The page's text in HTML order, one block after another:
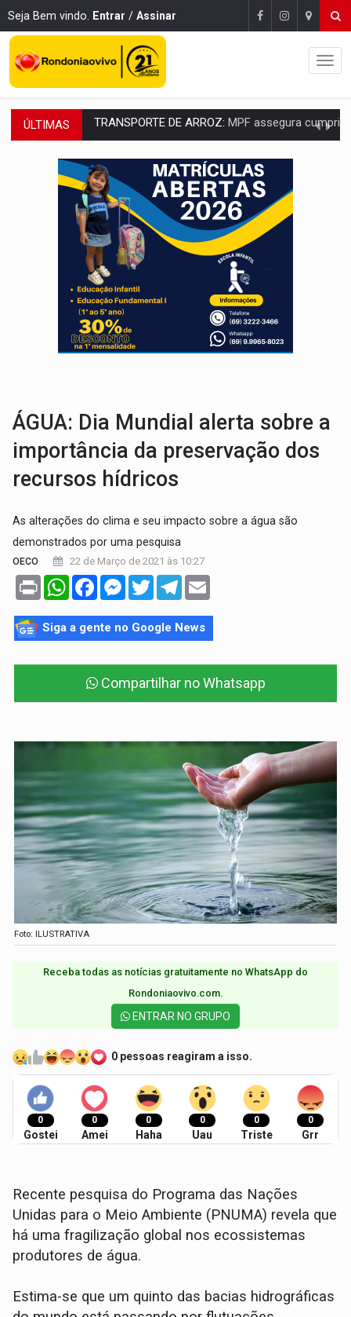
Seja Bem vindo. Entrar / Assinar
ÚLTIMAS DEEPFAKE:Sancionada lei contra violência sexual infantil na
COLEGIADO:Brasil e Rússia discutem energia nuclear, defesa e
URGENTE: Colisão entre caminhão e carro deixa quatro mortos e um em
ENCONTRO: Amazônia Negra ganha projeção nacional com participação de
PREVISÃO: Porto Velho tem chances de chuvas isoladas nesta
SINDICATOS UNIDOS: Assembleia Geral delibera greve da educação
PROCESSO SELETIVO: Rondoniaovivo abre oficina de Comunicação com
AGOSTO LILÁS: MPRO lança de portal e promove reflexão sobre trajetória da
ÁGUA: Dia Mundial alerta sobre a
importância da preservação dos
recursos hídricos
As alterações do clima e seu impacto sobre a água são
demonstrados por uma pesquisa
OECO 22 de Março de 2021 às 10:27
Print WhatsAppFacebookMessenger
TwitterTelegram
Siga a gente no Google News
Compartilhar no Whatsapp
Foto: ILUSTRATIVA
Receba todas as notícias gratuitamente no WhatsApp do
Rondoniaovivo.com.​
ENTRAR NO GRUPO
0 pessoas reagiram a isso.
0
Gostei
0
Amei
0
Haha
0
Uau
0
Triste
0
Grr
Recente pesquisa do Programa das Nações
Unidas para o Meio Ambiente (PNUMA) revela que
há uma fragilização global nos ecossistemas
produtores de água.
Estima-se que um quinto das bacias hidrográficas